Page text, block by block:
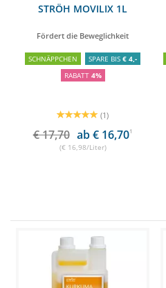
STRÖH MOVILIX 1L
Fördert die Beweglichkeit
SCHNÄPPCHEN SPARE BIS € 4,-
RABATT 4%
(1)
€ 17,70 ab € 16,701
(€ 16,98/Liter)